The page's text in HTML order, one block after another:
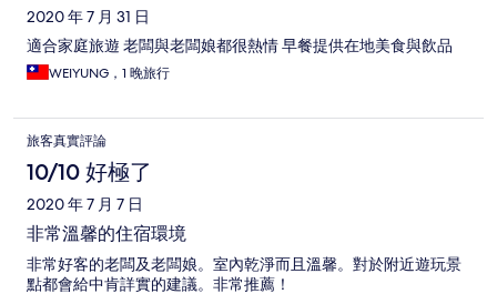
2020 年 7 月 31 日
適合家庭旅遊 老闆與老闆娘都很熱情 早餐提供在地美食與飲品
WEIYUNG，1 晚旅行
旅客真實評論
10/10 好極了
2020 年 7 月 7 日
非常溫馨的住宿環境
非常好客的老闆及老闆娘。室內乾淨而且溫馨。對於附近遊玩景
點都會給中肯詳實的建議。非常推薦！